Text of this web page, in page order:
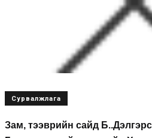
Сурвалжлага
Зам, тээврийн сайд